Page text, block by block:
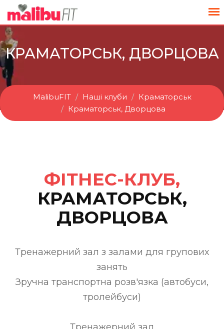
КРАМАТОРСЬК, ДВОРЦОВА
MalibuFIT Наші клуби
Краматорськ
Краматорськ, Дворцова
ФІТНЕС-КЛУБ,
КРАМАТОРСЬК,
ДВОРЦОВА
Тренажерний зал з залами для групових
занять
Зручна транспортна розв'язка (автобуси,
тролейбуси)